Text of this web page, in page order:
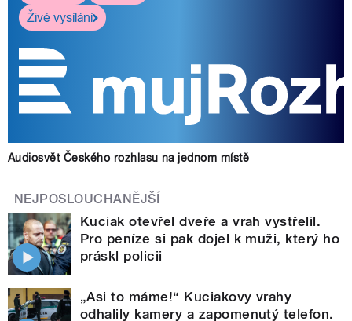
Živé vysílání
Audiosvět Českého rozhlasu na jednom místě
NEJPOSLOUCHANĚJŠÍ
Kuciak otevřel dveře a vrah vystřelil.
Pro peníze si pak dojel k muži, který ho
práskl policii
„Asi to máme!“ Kuciakovy vrahy
odhalily kamery a zapomenutý telefon.